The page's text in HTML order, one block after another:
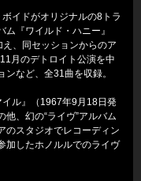
イドがオリジナルの8トラ
『ワイルド・ハニー』
、同セッションからのア
月のデトロイト公演を中
など、全31曲を収録。
ル』（1967年9月18日発
、幻の“ライヴ”アルバム
のスタジオでレコーディン
加したホノルルでのライヴ